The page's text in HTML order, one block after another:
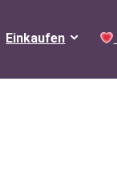
Einkaufen